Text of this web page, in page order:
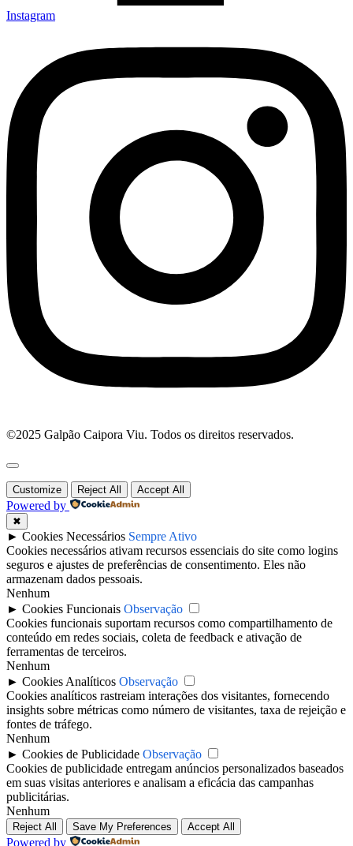
Instagram
©2025 Galpão Caipora Viu. Todos os direitos reservados.
Customize Reject All Accept All
Powered by
✖
► Cookies Necessários Sempre Ativo
Cookies necessários ativam recursos essenciais do site como logins
seguros e ajustes de preferências de consentimento. Eles não
armazenam dados pessoais.
Nenhum
► Cookies Funcionais Observação
Cookies funcionais suportam recursos como compartilhamento de
conteúdo em redes sociais, coleta de feedback e ativação de
ferramentas de terceiros.
Nenhum
► Cookies Analíticos Observação
Cookies analíticos rastreiam interações dos visitantes, fornecendo
insights sobre métricas como número de visitantes, taxa de rejeição e
fontes de tráfego.
Nenhum
► Cookies de Publicidade Observação
Cookies de publicidade entregam anúncios personalizados baseados
em suas visitas anteriores e analisam a eficácia das campanhas
publicitárias.
Nenhum
Reject All Save My Preferences Accept All
Powered by